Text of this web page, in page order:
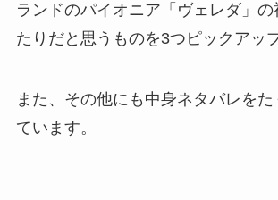
ランドのパイオニア 「ヴェレダ」
たりだと思うものを3つピックアッ
また、その他にも 中身ネタバレをた
ています。